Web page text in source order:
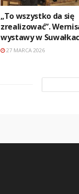
„To wszystko da się
zrealizować”.
wystawy w
27 MARCA 2026